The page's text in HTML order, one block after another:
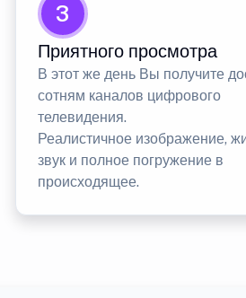
3
Приятного просмотра
В этот же день Вы получите
сотням каналов цифрового
телевидения.
Реалистичное изображение,
звук и полное погружение в
происходящее.